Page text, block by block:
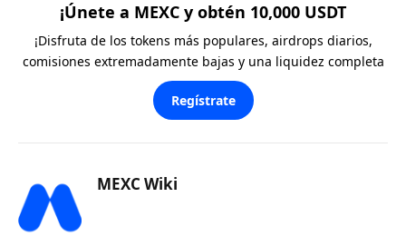
¡Únete a MEXC y obtén 10,000 USDT
¡Disfruta de los tokens más populares, airdrops diarios,
comisiones extremadamente bajas y una liquidez completa
Regístrate
MEXC Wiki